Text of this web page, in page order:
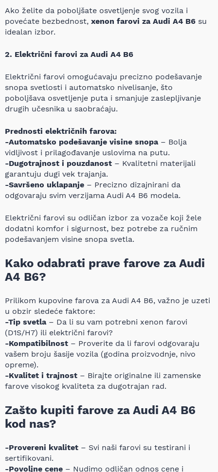
Ako želite da poboljšate osvetljenje svog vozila i
povećate bezbednost, xenon farovi za Audi A4 B6 su
idealan izbor.
2. Električni farovi za Audi A4 B6
Električni farovi omogućavaju precizno podešavanje
snopa svetlosti i automatsko nivelisanje, što
poboljšava osvetljenje puta i smanjuje zaslepljivanje
drugih učesnika u saobraćaju.
Prednosti električnih farova:
-Automatsko podešavanje visine snopa– Bolja
vidljivost i prilagođavanje uslovima na putu.
-Dugotrajnost i pouzdanost – Kvalitetni materijali
garantuju dugi vek trajanja.
-Savršeno uklapanje – Precizno dizajnirani da
odgovaraju svim verzijama Audi A4 B6 modela.
Električni farovi su odličan izbor za vozače koji žele
dodatni komfor i sigurnost, bez potrebe za ručnim
podešavanjem visine snopa svetla.
Kako odabrati prave farove za Audi
A4 B6?
Prilikom kupovine farova za Audi A4 B6, važno je uzeti
u obzir sledeće faktore:
-Tip svetla– Da li su vam potrebni xenon farovi
(D1S/H7) ili električni farovi?
-Kompatibilnost – Proverite da li farovi odgovaraju
vašem broju šasije vozila (godina proizvodnje, nivo
opreme).
-Kvalitet i trajnost – Birajte originalne ili zamenske
farove visokog kvaliteta za dugotrajan rad.
Zašto kupiti farove za Audi A4 B6
kod nas?
-Provereni kvalitet – Svi naši farovi su testirani i
sertifikovani.
-Povoljne cene – Nudimo odličan odnos cene i